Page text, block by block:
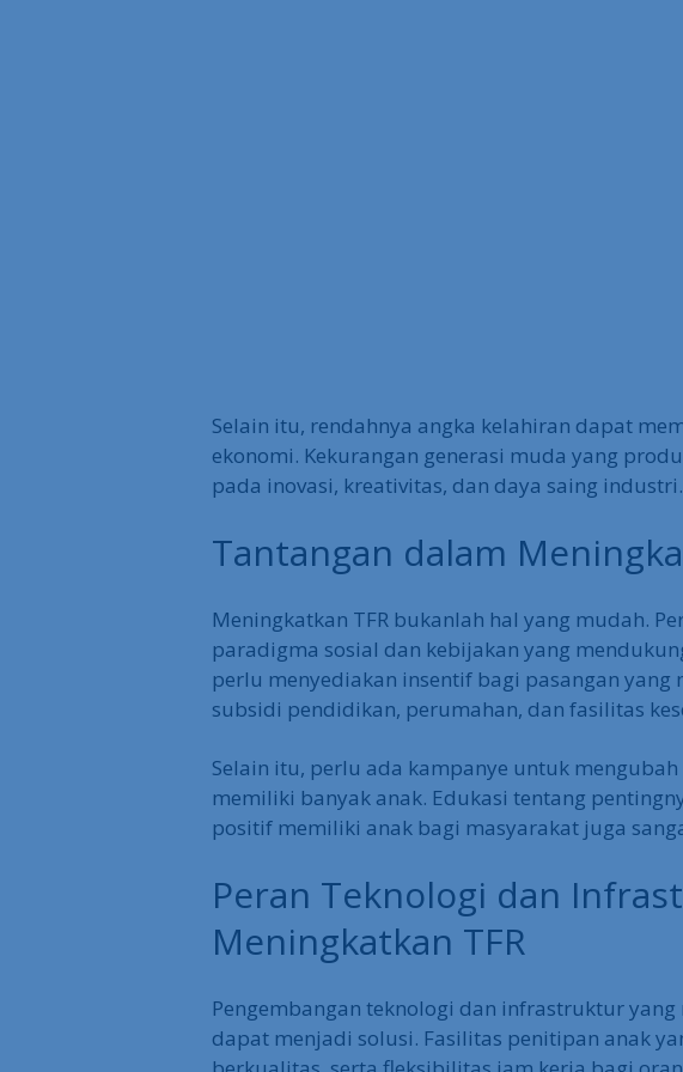
Selain itu, rendahnya angka kelahiran dapat
ekonomi. Kekurangan generasi muda yang
pada inovasi, kreativitas, dan daya saing industri.
Tantangan dalam
paradigma sosial dan kebijakan yang
perlu menyediakan insentif bagi pasangan yang
subsidi pendidikan, perumahan, dan fasilitas
Selain itu, perlu ada kampanye untuk mengubah
memiliki banyak anak. Edukasi tentang